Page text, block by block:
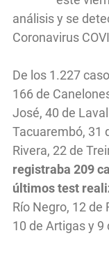
análisis y se
Coronavirus
De los 1.227
166 de
José, 40 de
Tacuarembó, 31
Rivera, 22 de
registraba 209
últimos test
Río Negro, 12 de
10 de Artigas y 9